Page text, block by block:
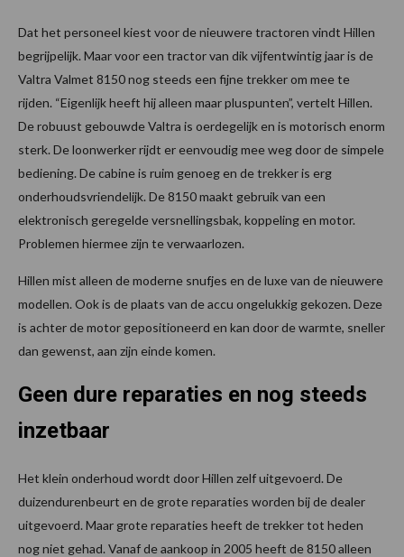
Dat het personeel kiest voor de nieuwere tractoren vindt Hillen
begrijpelijk. Maar voor een tractor van dik vijfentwintig jaar is de
Valtra Valmet 8150 nog steeds een fijne trekker om mee te
rijden. “Eigenlijk heeft hij alleen maar pluspunten”, vertelt Hillen.
De robuust gebouwde Valtra is oerdegelijk en is motorisch enorm
sterk. De loonwerker rijdt er eenvoudig mee weg door de simpele
bediening. De cabine is ruim genoeg en de trekker is erg
onderhoudsvriendelijk. De 8150 maakt gebruik van een
elektronisch geregelde versnellingsbak, koppeling en motor.
Problemen hiermee zijn te verwaarlozen.
Hillen mist alleen de moderne snufjes en de luxe van de nieuwere
modellen. Ook is de plaats van de accu ongelukkig gekozen. Deze
is achter de motor gepositioneerd en kan door de warmte, sneller
dan gewenst, aan zijn einde komen.
Geen dure reparaties en nog steeds
inzetbaar
Het klein onderhoud wordt door Hillen zelf uitgevoerd. De
duizendurenbeurt en de grote reparaties worden bij de dealer
uitgevoerd. Maar grote reparaties heeft de trekker tot heden
nog niet gehad. Vanaf de aankoop in 2005 heeft de 8150 alleen